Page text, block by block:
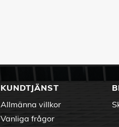
KUNDTJÄNST
Allmänna villkor
Vanliga frågor